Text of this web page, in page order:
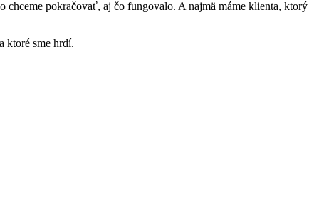
chceme pokračovať, aj čo fungovalo. A najmä máme klienta, ktorý
ktoré sme hrdí.